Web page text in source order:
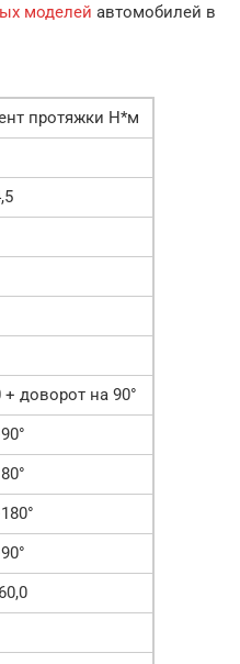
моделей автомобилей в
протяжки Н*м
+ доворот на 90°